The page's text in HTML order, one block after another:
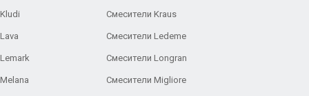
Смесители Kraus
Смесители Ledeme
Смесители Longran
Смесители Migliore